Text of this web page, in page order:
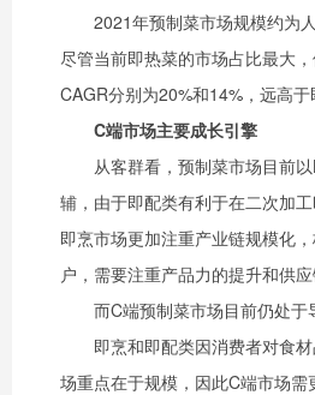
2021年预制菜市场规模约为
尽管当前即热菜的市场占比最大
CAGR分别为20%和14%，远高于
C端市场主要成长引擎
从客群看，预制菜市场目前
辅，由于即配类有利于在二次加
即烹市场更加注重产业链规模化
户，需要注重产品力的提升和供
而C端预制菜市场目前仍处于
即烹和即配类因消费者对食
场重点在于规模，因此C端市场